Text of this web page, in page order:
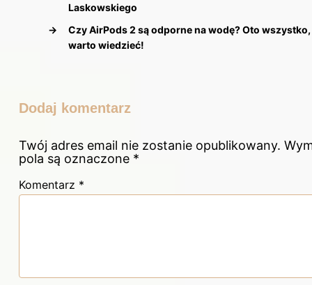
Laskowskiego
→
Czy AirPods 2 są odporne na wodę? Oto
warto wiedzieć!
Dodaj komentarz
Twój adres email nie zostanie opublikowany.
pola są oznaczone *
Komentarz *